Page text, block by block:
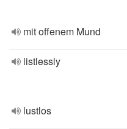
mit offenem Mund
listlessly
lustlos